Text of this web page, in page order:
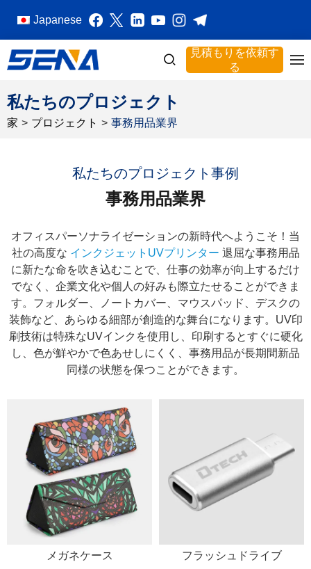
Japanese
見積もりを依頼す
る
私たちのプロジェクト
家 > プロジェクト > 事務用品業界
私たちのプロジェクト事例
事務用品業界
オフィスパーソナライゼーションの新時代へようこそ！当
社の高度な インクジェットUVプリンター 退屈な事務用品
に新たな命を吹き込むことで、仕事の効率が向上するだけ
でなく、企業文化や個人の好みも際立たせることができま
す。フォルダー、ノートカバー、マウスパッド、デスクの
装飾など、あらゆる細部が創造的な舞台になります。UV印
刷技術は特殊なUVインクを使用し、印刷するとすぐに硬化
し、色が鮮やかで色あせしにくく、事務用品が長期間新品
同様の状態を保つことができます。
メガネケース フラッシュドライブ